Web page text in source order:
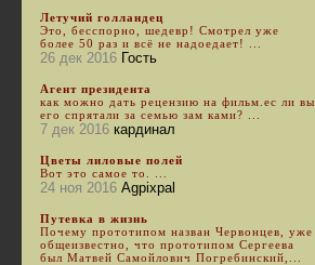
Летучий голландец
Это, бесспорно, шедевр! Смотрел уже
более 50 раз и всё не надоедает! ...
26 дек 2016 Гость
Агент президента
как можно дать рецензию на фильм.ес ли вы
его спрятали за семью зам ками? ...
7 дек 2016 кардинал
Цветы лиловые полей
Вот это самое то. ...
24 ноя 2016 Agpixpal
Путевка в жизнь
Почему прототипом назван Червонцев, уже
общеизвестно, что прототипом Сергеева
был Матвей Самойлович Погребинский,...